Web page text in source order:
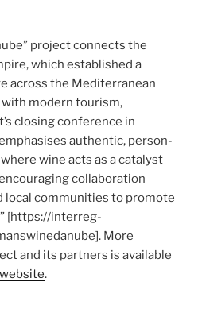
project connects the
which established a
across the Mediterranean
with modern tourism,
closing conference in
authentic, person-
wine acts as a catalyst
collaboration
local communities to promote
[https://interreg-
More
and its partners is available
.